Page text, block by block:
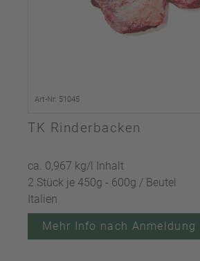
Art-Nr. 51045
TK Rinderbacken
ca. 0,967 kg/l Inhalt
2 Stück je 450g - 600g / Beutel
Italien
Mehr Info nach Anmeldung